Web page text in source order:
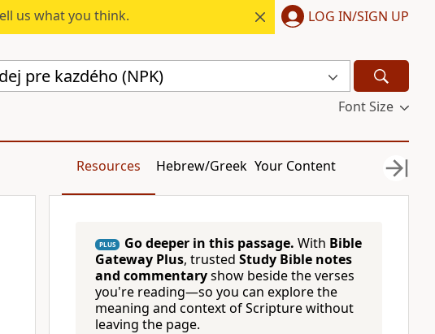
us what you think. LOG IN/SIGN UP
pre kazdého (NPK)
Font Size
Resources Hebrew/Greek Your Content
PLUS Go deeper in this passage. With Bible
Gateway Plus, trusted Study Bible notes
and commentaryshow beside the verses
you're reading—so you can explore the
meaning and context of Scripture without
leaving the page.